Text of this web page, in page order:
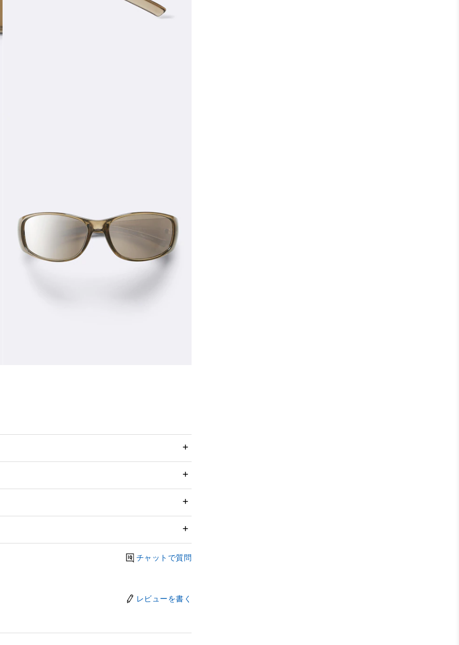
チャットで質問
レビューを書く